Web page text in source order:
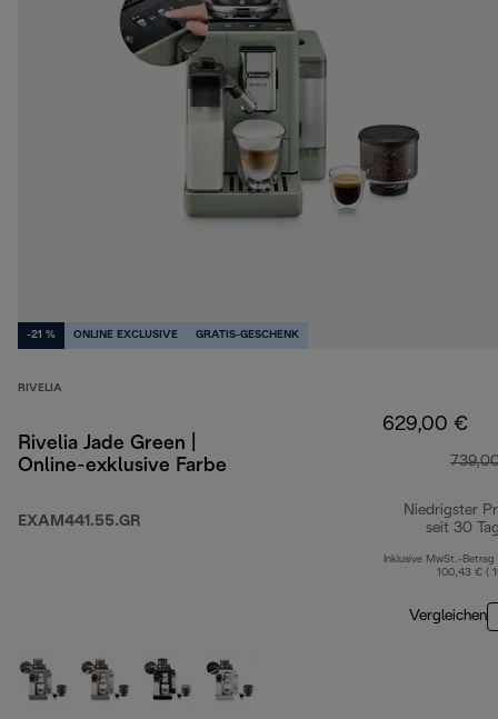
-21 % ONLINE EXCLUSIVE GRATIS-GESCHENK
RIVELIA
Rivelia Jade Green |
Online-exklusive Farbe
EXAM441.55.GR
629,00 €
Niedrigster
seit 30
Inklusive MwSt.-Betrag
100,43 € (
Vergleichen